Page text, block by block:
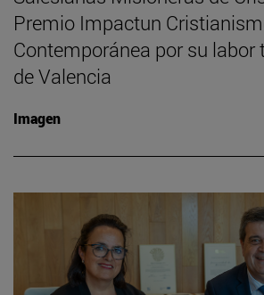
Premio Impactun
Contemporánea por su labor
de Valencia
Imagen